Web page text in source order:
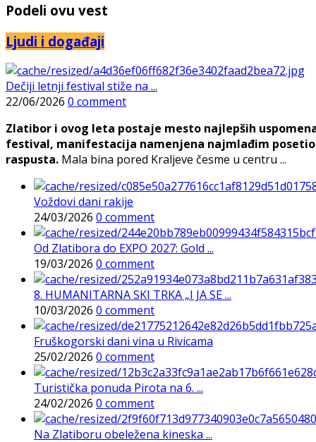
Podeli ovu vest
Ljudi i događaji
Dečiji letnji festival stiže na ...
22/06/2026 0 comment
Zlatibor i ovog leta postaje mesto najlepših
festival, manifestacija namenjena najmlađim
raspusta. Mala bina pored Kraljeve česme u centru ...
Voždovi dani rakije
24/03/2026 0 comment
Od Zlatibora do EXPO 2027: Gold ...
19/03/2026 0 comment
8. HUMANITARNA SKI TRKA „I JA SE ...
10/03/2026 0 comment
Fruškogorski dani vina u Rivicama
25/02/2026 0 comment
Turistička ponuda Pirota na 6. ...
24/02/2026 0 comment
Na Zlatiboru obeležena kineska ...